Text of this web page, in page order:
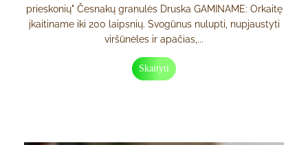
prieskonių" Česnakų granulės Druska GAMINAME: Orkaitę
įkaitiname iki 200 laipsnių. Svogūnus nulupti, nupjaustyti
viršūnėles ir apačias,...
Skaityti